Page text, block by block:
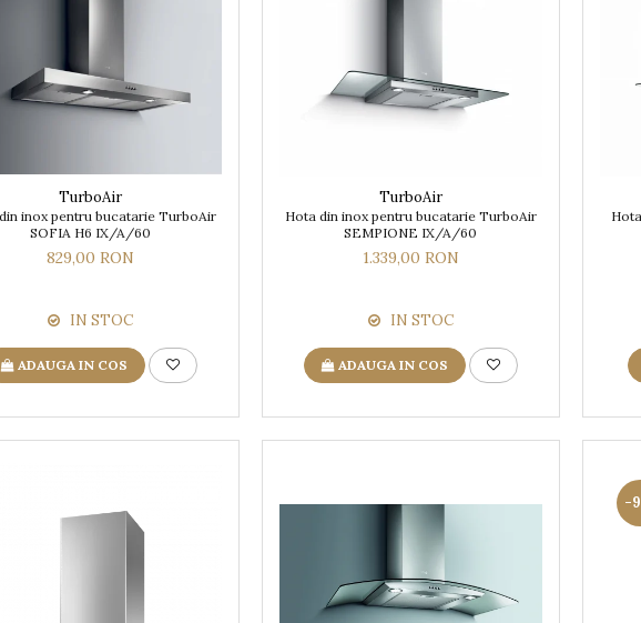
TurboAir
inox pentru bucatarie TurboAir
SOFIA H6 IX/A/60
829,00 RON
IN STOC
ADAUGA IN COS
TurboAir
Hota din inox pentru bucatarie TurboAir
SEMPIONE IX/A/60
1.339,00 RON
IN STOC
ADAUGA IN COS
-